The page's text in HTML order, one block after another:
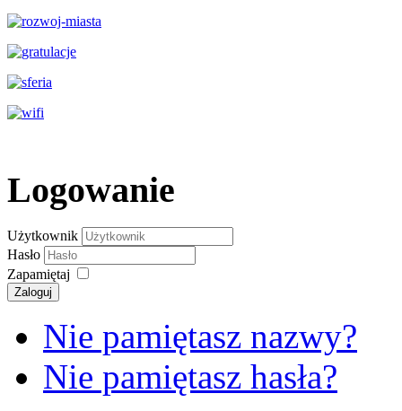
Logowanie
Użytkownik
Hasło
Zapamiętaj
Zaloguj
Nie pamiętasz nazwy?
Nie pamiętasz hasła?